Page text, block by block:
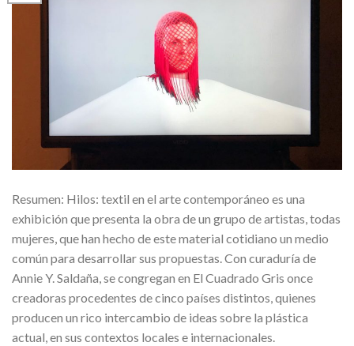
Resumen: Hilos: textil en el arte contemporáneo es una
exhibición que presenta la obra de un grupo de artistas, todas
mujeres, que han hecho de este material cotidiano un medio
común para desarrollar sus propuestas. Con curaduría de
Annie Y. Saldaña, se congregan en El Cuadrado Gris once
creadoras procedentes de cinco países distintos, quienes
producen un rico intercambio de ideas sobre la plástica
actual, en sus contextos locales e internacionales.